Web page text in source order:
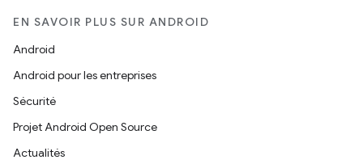
EN SAVOIR PLUS SUR ANDROID
Android
Android pour les entreprises
Sécurité
Projet Android Open Source
Actualités